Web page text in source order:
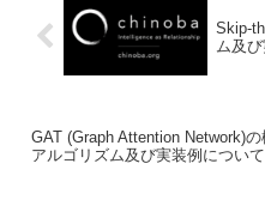
Skip-
ム及
GAT (Graph Attention Network)の
アルゴリズム及び実装例について